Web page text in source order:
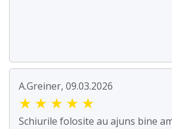
A.Greiner, 09.03.2026
★ ★ ★ ★ ★
Schiurile folosite au ajuns bine